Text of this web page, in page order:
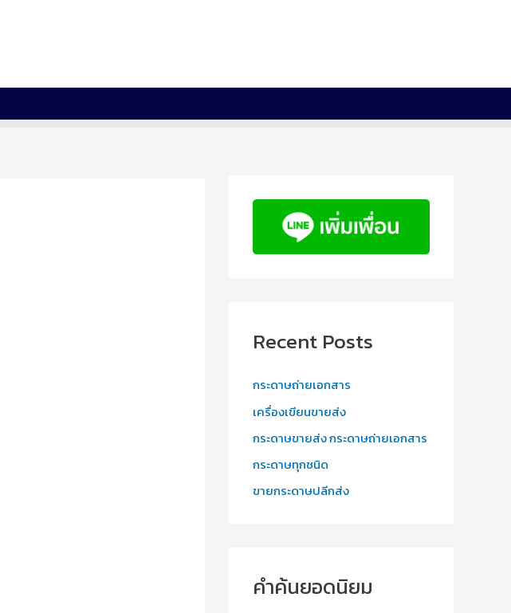
Recent Posts
กระดาษถ่ายเอกสาร
เครื่องเขียนขายส่ง
กระดาษขายส่ง กระดาษถ่ายเอกสาร
กระดาษทุกชนิด
ขายกระดาษปลีกส่ง
คำค้นยอดนิยม